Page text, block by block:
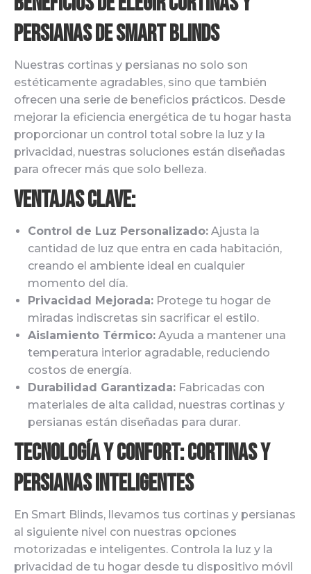
Persianas de Smart Blinds
Nuestras cortinas y persianas no solo son
estéticamente agradables, sino que también
ofrecen una serie de beneficios prácticos. Desde
mejorar la eficiencia energética de tu hogar hasta
proporcionar un control total sobre la luz y la
privacidad, nuestras soluciones están diseñadas
para ofrecer más que solo belleza.
Ventajas Clave:
Control de Luz Personalizado: Ajusta la
cantidad de luz que entra en cada habitación,
creando el ambiente ideal en cualquier
momento del día.
Privacidad Mejorada: Protege tu hogar de
miradas indiscretas sin sacrificar el estilo.
Aislamiento Térmico: Ayuda a mantener una
temperatura interior agradable, reduciendo
costos de energía.
Durabilidad Garantizada: Fabricadas con
materiales de alta calidad, nuestras cortinas y
persianas están diseñadas para durar.
Tecnología y Confort: Cortinas y
Persianas Inteligentes
En Smart Blinds, llevamos tus cortinas y persianas
al siguiente nivel con nuestras opciones
motorizadas e inteligentes. Controla la luz y la
privacidad de tu hogar desde tu dispositivo móvil